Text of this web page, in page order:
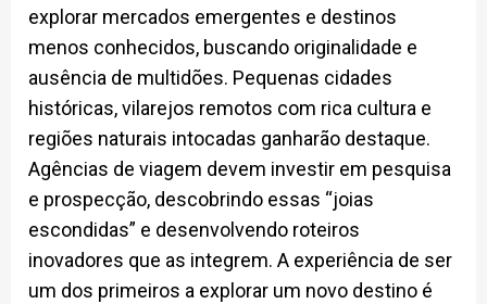
explorar mercados emergentes e destinos
menos conhecidos, buscando originalidade e
ausência de multidões. Pequenas cidades
históricas, vilarejos remotos com rica cultura e
regiões naturais intocadas ganharão destaque.
Agências de viagem devem investir em pesquisa
e prospecção, descobrindo essas “joias
escondidas” e desenvolvendo roteiros
inovadores que as integrem. A experiência de ser
um dos primeiros a explorar um novo destino é